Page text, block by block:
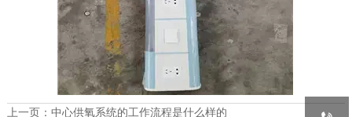
上一页： 中心供氧系统的工作流程是什么样的